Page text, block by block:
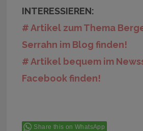
INTERESSIEREN:
# Artikel zum Thema
Serrahn im Blog finden!
# Artikel bequem im
Facebook finden!
Share this on WhatsApp